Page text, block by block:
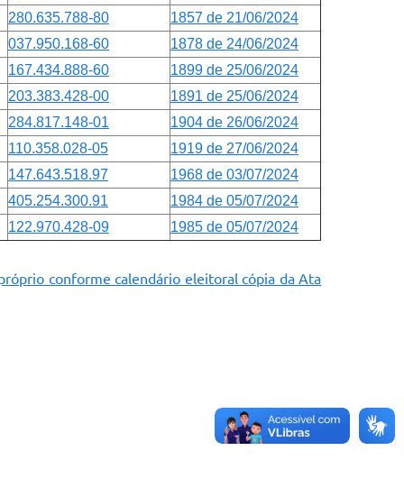
280.635.788-80
1857 de 21/06/2024
037.950.168-60
1878 de 24/06/2024
167.434.888-60
1899 de 25/06/2024
203.383.428-00
1891 de 25/06/2024
284.817.148-01
1904 de 26/06/2024
110.358.028-05
1919 de 27/06/2024
147.643.518.97
1968 de 03/07/2024
405.254.300.91
1984 de 05/07/2024
122.970.428-09
1985 de 05/07/2024
conforme calendário eleitoral cópia da Ata